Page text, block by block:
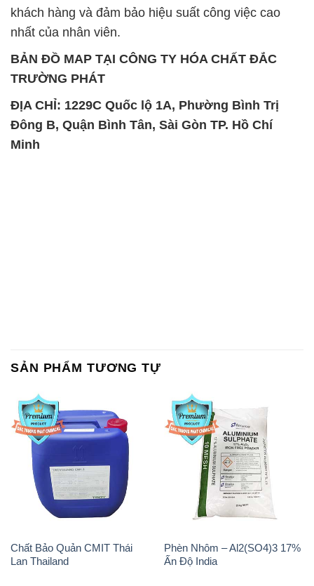
khách hàng và đảm bảo hiệu suất công việc cao
nhất của nhân viên.
BẢN ĐỒ MAP TẠI CÔNG TY HÓA CHẤT ĐẮC
TRƯỜNG PHÁT
ĐỊA CHỈ: 1229C Quốc lộ 1A, Phường Bình Trị
Đông B, Quận Bình Tân, Sài Gòn TP. Hồ Chí
Minh
SẢN PHẨM TƯƠNG TỰ
Chất Bảo Quản CMIT Thái
Lan Thailand
Phèn Nhôm – Al2(SO4)3 17%
Ấn Độ India